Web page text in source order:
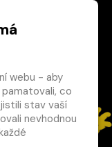
již
webu - aby
co
stav vaší
nevhodnou